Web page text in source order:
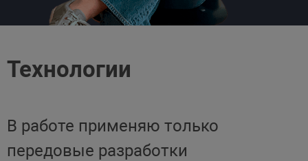
Технологии
В работе применяю только
передовые разработки